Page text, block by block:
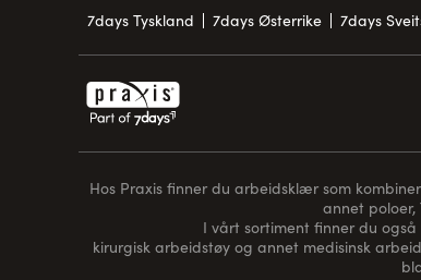
7days Tyskland 7days Østerrike 7days
Hos Praxis finner du arbeidsklær som
annet
I vårt sortiment finner du
kirurgisk arbeidstøy og annet medisinsk